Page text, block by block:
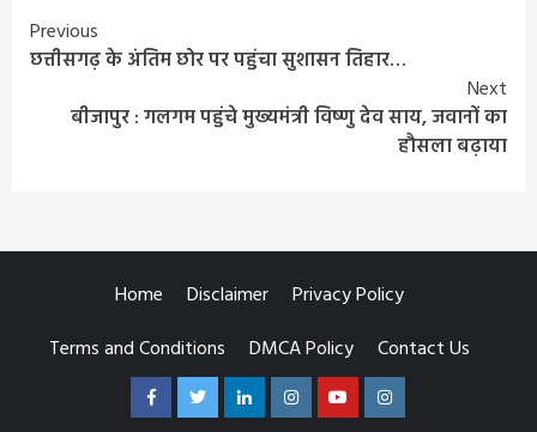
Continue
Reading
Previous
छत्तीसगढ़ के अंतिम छोर पर पहुंचा सुशासन तिहार…
Next
बीजापुर : गलगम पहुंचे मुख्यमंत्री विष्णु देव साय, जवानों का
हौसला बढ़ाया
Home Disclaimer
Privacy Policy
Terms and Conditions
DMCA Policy Contact Us
FacebookTwitterLinkedinInstagramYoutubeInstagram